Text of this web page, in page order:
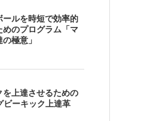
ルを時短で効率的
のプログラム「マ
極意」
上達させるための
ビーキック上達革